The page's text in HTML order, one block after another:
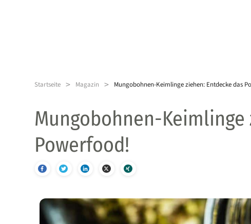
Startseite > Magazin > Mungobohnen-Keimlinge ziehen: Entdecke das
Mungobohnen-Keimlinge
Powerfood!